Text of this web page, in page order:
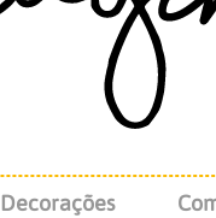
Decorações